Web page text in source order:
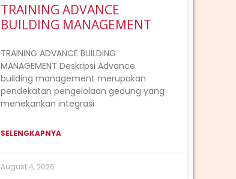
TRAINING ADVANCE
BUILDING MANAGEMENT
TRAINING ADVANCE BUILDING
MANAGEMENT Deskripsi Advance
building management merupakan
pendekatan pengelolaan gedung yang
menekankan integrasi
SELENGKAPNYA
August 4, 2026